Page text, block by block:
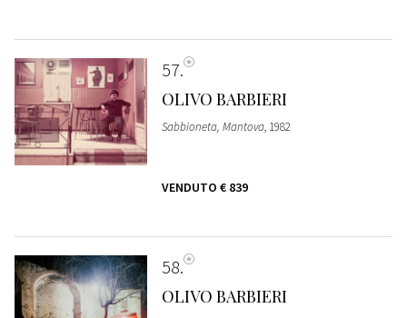
57
OLIVO BARBIERI
Sabbioneta, Mantova, 1982
VENDUTO € 839
58
OLIVO BARBIERI